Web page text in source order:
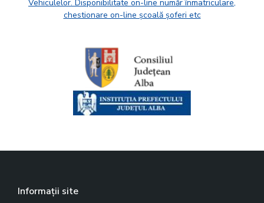
Vehiculelor. Disponibilitate on-line număr înmatriculare,
chestionare on-line școală șoferi etc
Informații site